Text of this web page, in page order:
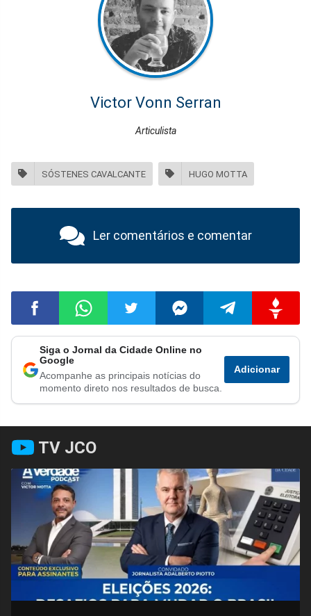
Victor Vonn Serran
Articulista
SÓSTENES CAVALCANTE HUGO MOTTA
Ler comentários e comentar
Compartilhar
no
Facebook
Compartilhar
no
Whatsapp
Compartilhar
no
Twitter
Compartilhar
no
Messenger
Compartilhar
no
Telegram
no
Gettr
Siga o Jornal da Cidade Online no
Google
Acompanhe as principais notícias do
momento direto nos resultados de busca.
Adicionar
TV JCO